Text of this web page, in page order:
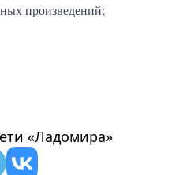
произведений;
«Ладомира»